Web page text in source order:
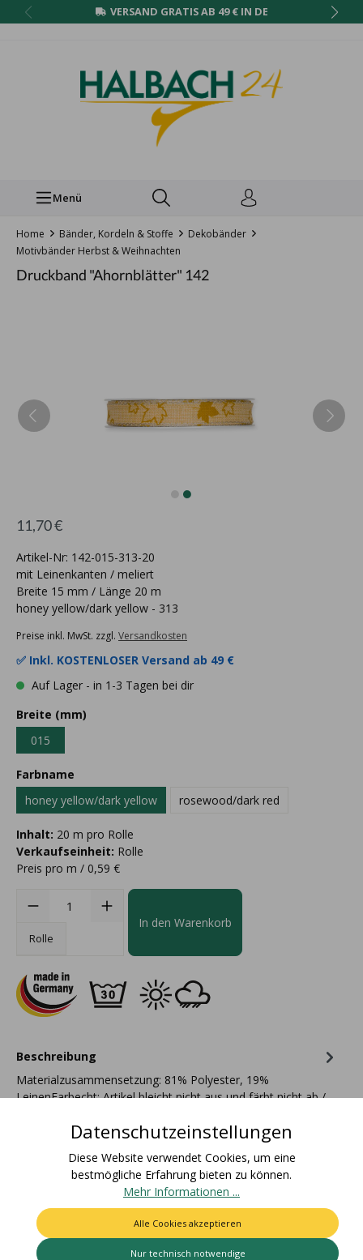
VERSAND GRATIS AB 49 € IN DE
Menü
Home Bänder, Kordeln & Stoffe
Dekobänder
Motivbänder Herbst & Weihnachten
Druckband "Ahornblätter" 142
11,70 €
Artikel-Nr: 142-015-313-20
mit Leinenkanten / meliert
Breite 15 mm / Länge 20 m
honey yellow/dark yellow - 313
Preise inkl. MwSt. zzgl. Versandkosten
✅ Inkl. KOSTENLOSER Versand ab 49 €
Auf Lager - in 1-3 Tagen bei dir
Breite (mm)
015
Farbname
honey yellow/dark yellow
rosewood/dark red
Inhalt: 20 m pro Rolle
Verkaufseinheit: Rolle
Preis pro m / 0,59 €
Rolle
In den Warenkorb
Beschreibung
Materialzusammensetzung: 81% Polyester, 19%
LeinenFarbecht: Artikel bleicht nicht aus und färbt nicht ab /
Bewertungen
Deine Vorteile
Datenschutzeinstellungen
Diese Website verwendet Cookies, um eine
bestmögliche Erfahrung bieten zu können.
Mehr Informationen ...
Nur technisch notwendige
Alle Cookies akzeptieren